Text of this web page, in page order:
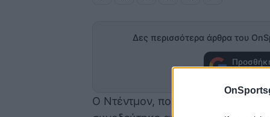
Δες περισσότερα άρθρα του
Ο Ντέντμον, που ολοκλήρωσε τη